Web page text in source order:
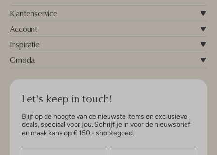
Klantenservice
Account
Inspiratie
Omoda
Let's keep in touch!
Blijf op de hoogte van de nieuwste items en exclusieve
deals, speciaal voor jou. Schrijf je in voor de nieuwsbrief
en maak kans op € 150,- shoptegoed.